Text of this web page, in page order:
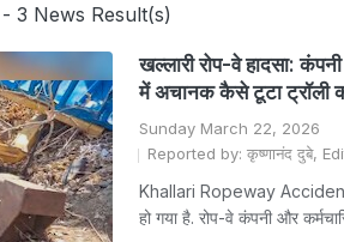
- 3 News Result(s)
खल्लारी रोप-वे हादसा:
में अचानक कैसे टूटा ट्रॉली
Sunday March 22, 2026
Reported by: कृष्णानंद दुबे,
Khallari Ropeway Accident
हो गया है. रोप-वे कंपनी और